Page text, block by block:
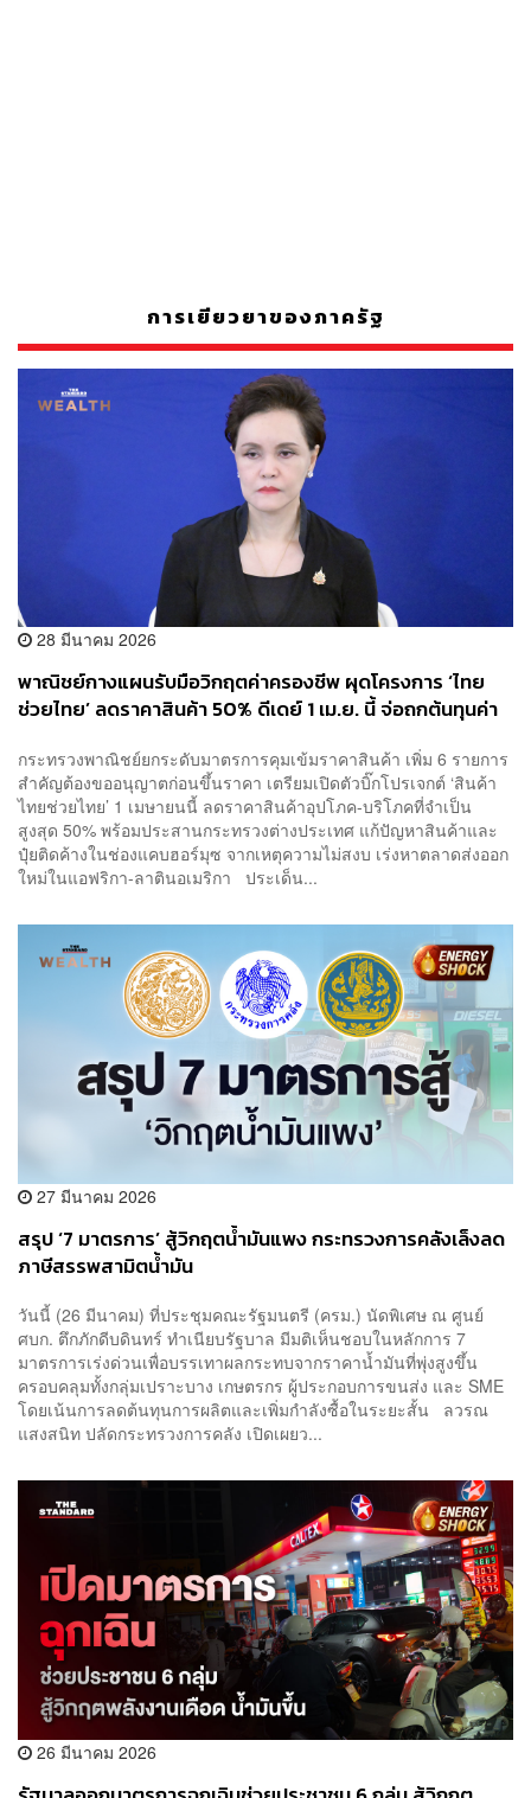
การเยียวยาของภาครัฐ
28 มีนาคม 2026
พาณิชย์กางแผนรับมือวิกฤตค่าครองชีพ ผุดโครงการ ‘ไทย
ช่วยไทย’ ลดราคาสินค้า 50% ดีเดย์ 1 เม.ย. นี้ จ่อถกต้นทุนค่า
กระทรวงพาณิชย์ยกระดับมาตรการคุมเข้มราคาสินค้า เพิ่ม 6 รายการ
สำคัญต้องขออนุญาตก่อนขึ้นราคา เตรียมเปิดตัวบิ๊กโปรเจกต์ ‘สินค้า
ไทยช่วยไทย’ 1 เมษายนนี้ ลดราคาสินค้าอุปโภค-บริโภคที่จำเป็น
สูงสุด 50% พร้อมประสานกระทรวงต่างประเทศ แก้ปัญหาสินค้าและ
ปุ๋ยติดค้างในช่องแคบฮอร์มุซ จากเหตุความไม่สงบ เร่งหาตลาดส่งออก
ใหม่ในแอฟริกา-ลาตินอเมริกา ประเด็น...
27 มีนาคม 2026
สรุป ‘7 มาตรการ’ สู้วิกฤตน้ำมันแพง กระทรวงการคลังเล็งลด
ภาษีสรรพสามิตน้ำมัน
วันนี้ (26 มีนาคม) ที่ประชุมคณะรัฐมนตรี (ครม.) นัดพิเศษ ณ ศูนย์
ศบก. ตึกภักดีบดินทร์ ทำเนียบรัฐบาล มีมติเห็นชอบในหลักการ 7
มาตรการเร่งด่วนเพื่อบรรเทาผลกระทบจากราคาน้ำมันที่พุ่งสูงขึ้น
ครอบคลุมทั้งกลุ่มเปราะบาง เกษตรกร ผู้ประกอบการขนส่ง และ SME
โดยเน้นการลดต้นทุนการผลิตและเพิ่มกำลังซื้อในระยะสั้น ลวรณ
แสงสนิท ปลัดกระทรวงการคลัง เปิดเผยว...
26 มีนาคม 2026